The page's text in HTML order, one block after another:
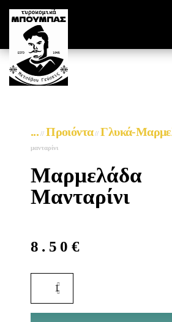
... // Προιόντα// Γλυκά-
μανταρίνι
Μαρμελάδα
Μανταρίνι
8.50 €